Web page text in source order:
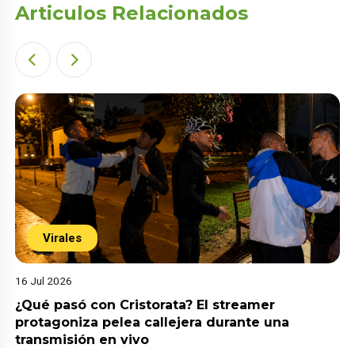
Articulos Relacionados
Virales
16 Jul 2026
¿Qué pasó con Cristorata? El streamer
protagoniza pelea callejera durante una
transmisión en vivo